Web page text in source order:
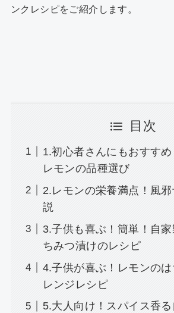
ンクレシピをご紹介します。
目次
1.初心者さんにもおすす
レモンの品種選び
2.レモンの栄養満点！風
説
3.子供も喜ぶ！簡単！自
ちみつ漬けのレシピ
4.子供が喜ぶ！レモンの
レンジレシピ
5.大人向け！スパイス香